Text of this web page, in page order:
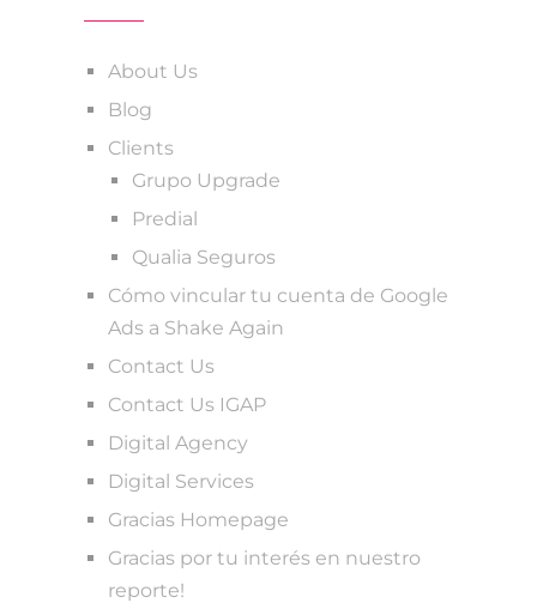
About Us
Blog
Clients
Grupo Upgrade
Predial
Qualia Seguros
Cómo vincular tu cuenta de Google
Ads a Shake Again
Contact Us
Contact Us IGAP
Digital Agency
Digital Services
Gracias Homepage
Gracias por tu interés en nuestro
reporte!